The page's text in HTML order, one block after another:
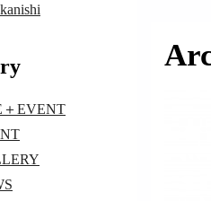
EVENT